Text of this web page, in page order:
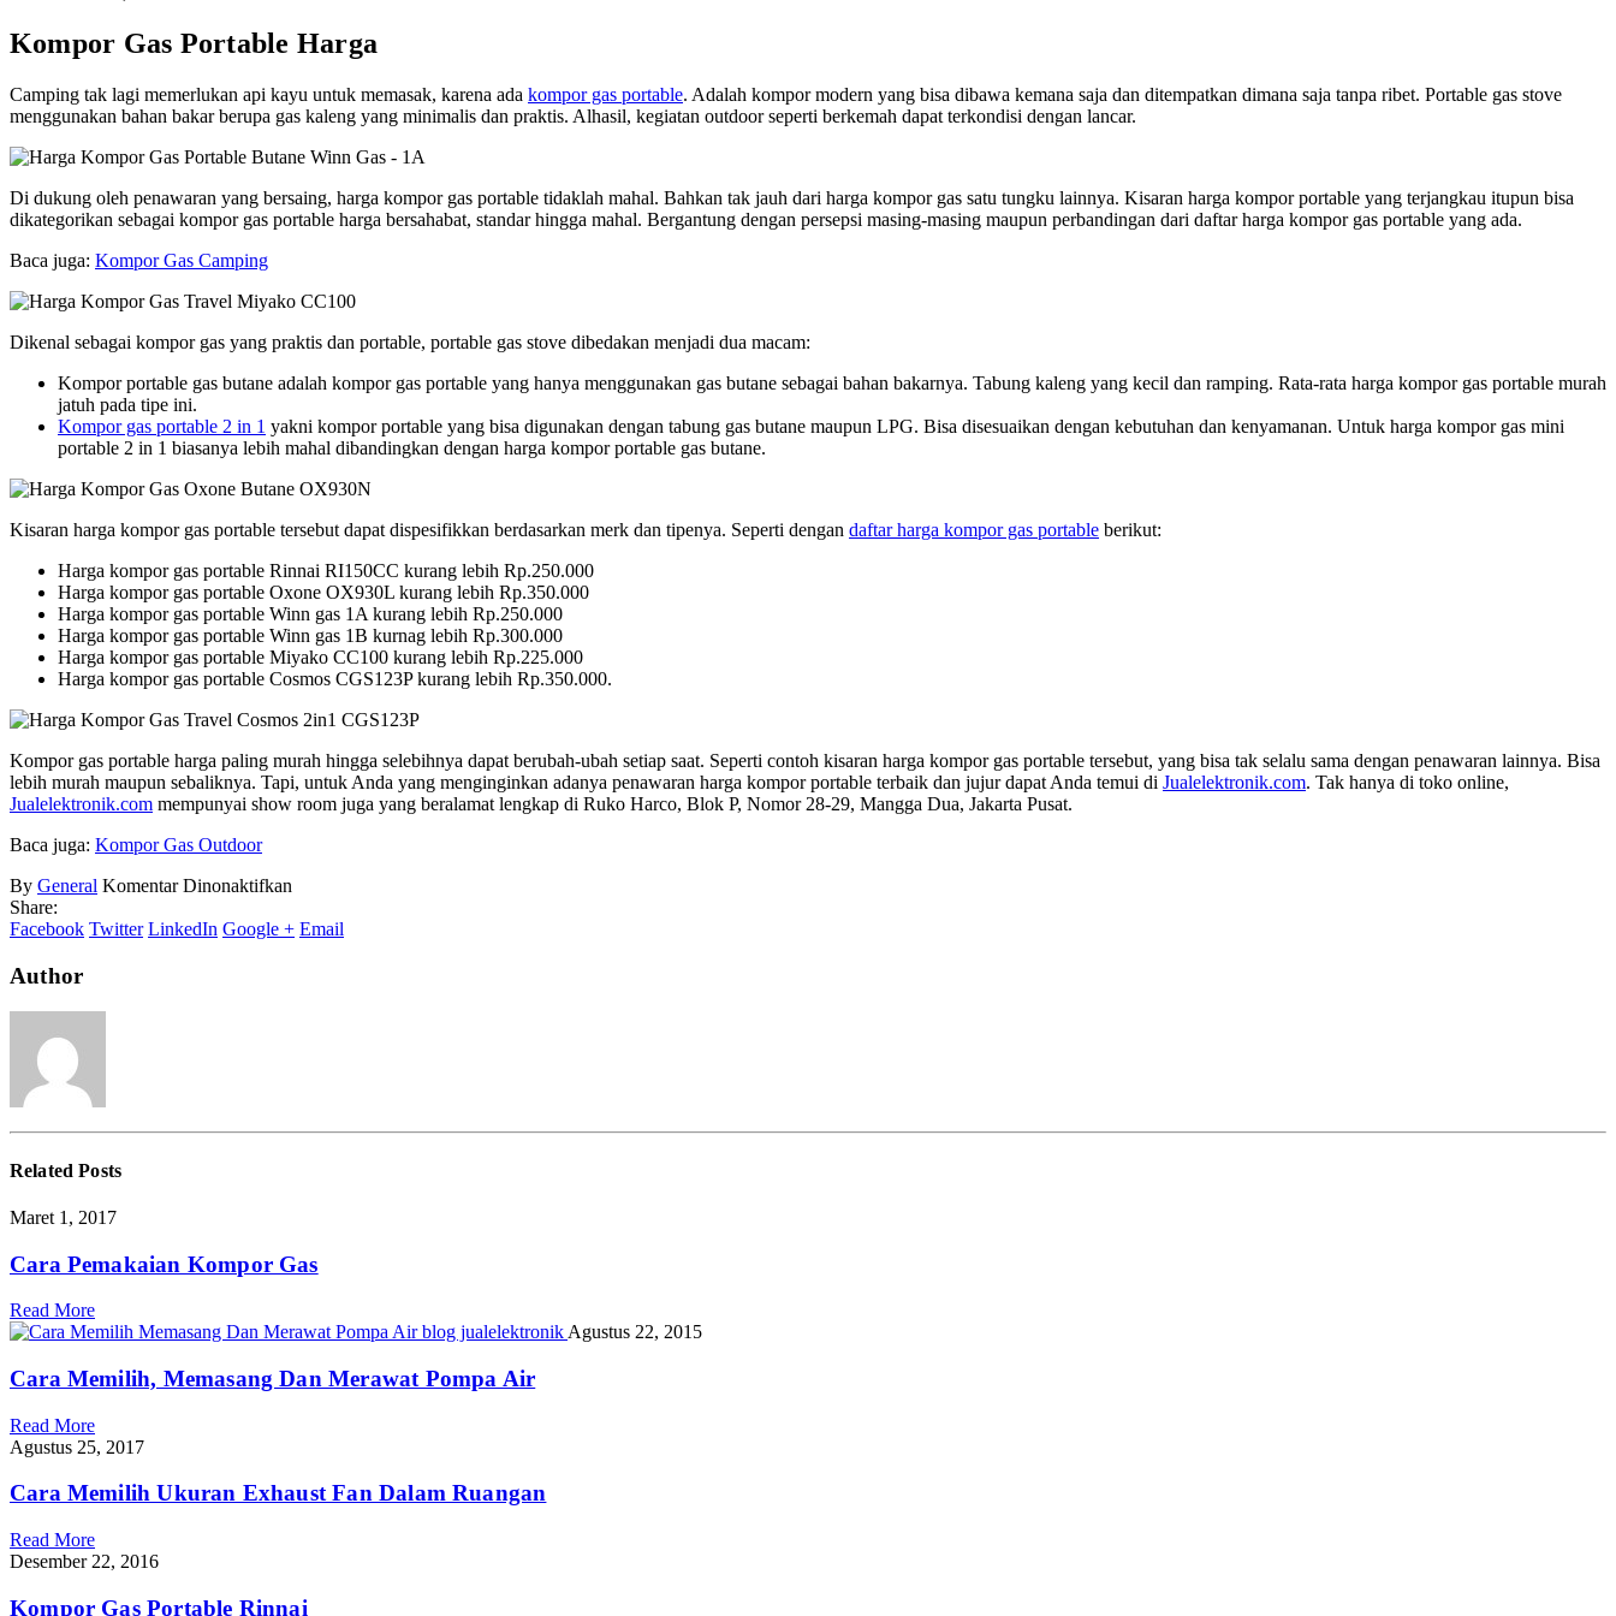
Kompor Gas Portable Harga
Camping tak lagi memerlukan api kayu untuk memasak, karena ada kompor gas portable. Adalah kompor modern yang bisa dibawa kemana saja dan ditempatkan dimana saja tanpa ribet. Portable gas stove
menggunakan bahan bakar berupa gas kaleng yang minimalis dan praktis. Alhasil, kegiatan outdoor seperti berkemah dapat terkondisi dengan lancar.
Di dukung oleh penawaran yang bersaing, harga kompor gas portable tidaklah mahal. Bahkan tak jauh dari harga kompor gas satu tungku lainnya. Kisaran harga kompor portable yang terjangkau itupun bisa
dikategorikan sebagai kompor gas portable harga bersahabat, standar hingga mahal. Bergantung dengan persepsi masing-masing maupun perbandingan dari daftar harga kompor gas portable yang ada.
Baca juga: Kompor Gas Camping
Dikenal sebagai kompor gas yang praktis dan portable, portable gas stove dibedakan menjadi dua macam:
Kompor portable gas butane adalah kompor gas portable yang hanya menggunakan gas butane sebagai bahan bakarnya. Tabung kaleng yang kecil dan ramping. Rata-rata harga kompor gas portable murah
jatuh pada tipe ini.
Kompor gas portable 2 in 1 yakni kompor portable yang bisa digunakan dengan tabung gas butane maupun LPG. Bisa disesuaikan dengan kebutuhan dan kenyamanan. Untuk harga kompor gas mini
portable 2 in 1 biasanya lebih mahal dibandingkan dengan harga kompor portable gas butane.
Kisaran harga kompor gas portable tersebut dapat dispesifikkan berdasarkan merk dan tipenya. Seperti dengan daftar harga kompor gas portable berikut:
Harga kompor gas portable Rinnai RI150CC kurang lebih Rp.250.000
Harga kompor gas portable Oxone OX930L kurang lebih Rp.350.000
Harga kompor gas portable Winn gas 1A kurang lebih Rp.250.000
Harga kompor gas portable Winn gas 1B kurnag lebih Rp.300.000
Harga kompor gas portable Miyako CC100 kurang lebih Rp.225.000
Harga kompor gas portable Cosmos CGS123P kurang lebih Rp.350.000.
Kompor gas portable harga paling murah hingga selebihnya dapat berubah-ubah setiap saat. Seperti contoh kisaran harga kompor gas portable tersebut, yang bisa tak selalu sama dengan penawaran lainnya. Bisa
lebih murah maupun sebaliknya. Tapi, untuk Anda yang menginginkan adanya penawaran harga kompor portable terbaik dan jujur dapat Anda temui di Jualelektronik.com. Tak hanya di toko online,
Jualelektronik.com mempunyai show room juga yang beralamat lengkap di Ruko Harco, Blok P, Nomor 28-29, Mangga Dua, Jakarta Pusat.
Baca juga: Kompor Gas Outdoor
By General Komentar Dinonaktifkan
Gas
Share:
Facebook Twitter LinkedIn Google + Email
Author
RelatedPosts
Maret 1, 2017
Cara Pemakaian Kompor Gas
Read More
Agustus 22, 2015
Cara Memilih, Memasang Dan Merawat Pompa Air
Read More
Agustus 25, 2017
Cara Memilih Ukuran Exhaust Fan Dalam Ruangan
Read More
Desember 22, 2016
Kompor Gas Portable Rinnai